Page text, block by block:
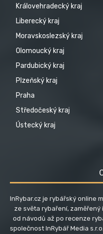
Královehradecký kraj
Liberecký kraj
Moravskoslezský kraj
Olomoucký kraj
Pardubický kraj
Plzeňský kraj
Praha
Středočeský kraj
Ústecký kraj
InRybar.cz je rybářský online
ze světa rybaření,
od návodů až po recenze
společnost InRybář Media